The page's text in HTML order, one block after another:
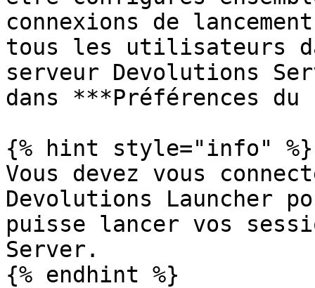
connexions de
tous les utilisateurs
serveur Devolutions
dans ***Préférences du
{% hint style="info" %}
Vous devez vous
Devolutions Launcher
puisse lancer vos
Server.
{% endhint %}